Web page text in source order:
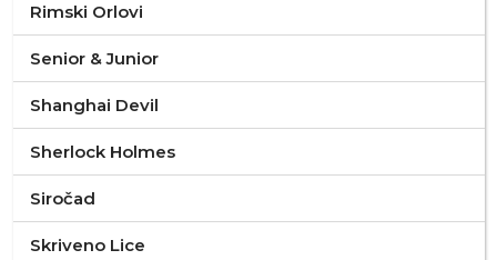
Rimski Orlovi
Senior & Junior
Shanghai Devil
Sherlock Holmes
Siročad
Skriveno Lice